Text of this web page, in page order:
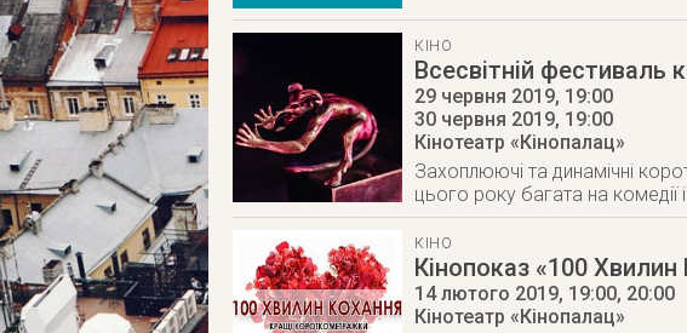
КІНО
Всесвітній фестиваль
29 червня 2019, 19:00
30 червня 2019, 19:00
Кінотеатр «Кінопалац»
Захоплюючі та динамічні
цього року багата на комедії
КІНО
Кінопоказ «100
14 лютого 2019, 19:00, 20:00
Кінотеатр «Кінопалац»